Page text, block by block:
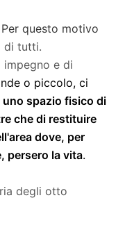
Per questo motivo
di tutti.
impegno e di
o piccolo, ci
uno spazio fisico di
che di restituire
dove, per
persero la vita.
degli otto